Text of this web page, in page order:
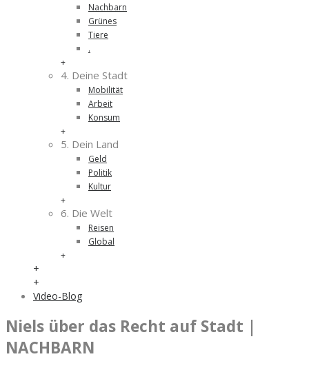
Nachbarn
Grünes
Tiere
.
+
4. Deine Stadt
Mobilität
Arbeit
Konsum
+
5. Dein Land
Geld
Politik
Kultur
+
6. Die Welt
Reisen
Global
+
+
+
Video-Blog
Niels über das Recht auf Stadt |
NACHBARN